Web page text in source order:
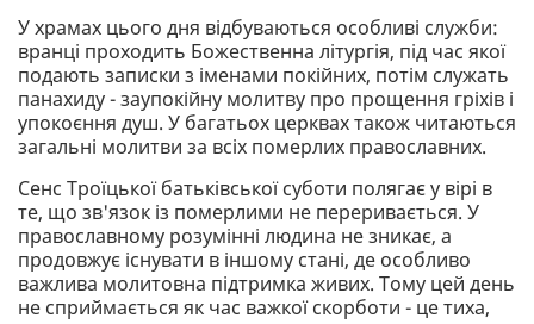
У храмах цього дня відбуваються особливі служби:
вранці проходить Божественна літургія, під час якої
подають записки з іменами покійних, потім служать
панахиду - заупокійну молитву про прощення гріхів і
упокоєння душ. У багатьох церквах також читаються
загальні молитви за всіх померлих православних.
Сенс Троїцької батьківської суботи полягає у вірі в
те, що зв'язок із померлими не переривається. У
православному розумінні людина не зникає, а
продовжує існувати в іншому стані, де особливо
важлива молитовна підтримка живих. Тому цей день
не сприймається як час важкої скорботи - це тиха,